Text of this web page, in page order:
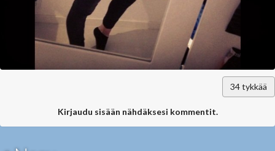
34tykkää
Kirjaudu sisään nähdäksesi kommentit.